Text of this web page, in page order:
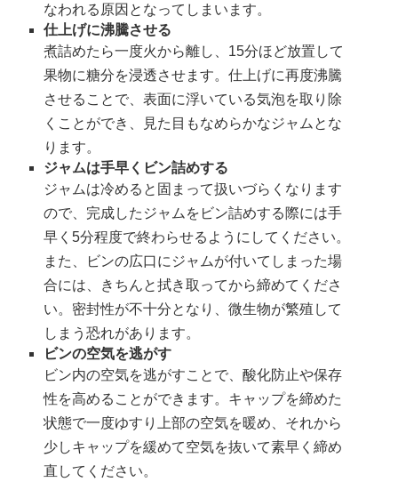
なわれる原因となってしまいます。
仕上げに沸騰させる
煮詰めたら一度火から離し、15分ほど放置して
果物に糖分を浸透させます。仕上げに再度沸騰
させることで、表面に浮いている気泡を取り除
くことができ、見た目もなめらかなジャムとな
ります。
ジャムは手早くビン詰めする
ジャムは冷めると固まって扱いづらくなります
ので、完成したジャムをビン詰めする際には手
早く5分程度で終わらせるようにしてください。
また、ビンの広口にジャムが付いてしまった場
合には、きちんと拭き取ってから締めてくださ
い。密封性が不十分となり、微生物が繁殖して
しまう恐れがあります。
ビンの空気を逃がす
ビン内の空気を逃がすことで、酸化防止や保存
性を高めることができます。キャップを締めた
状態で一度ゆすり上部の空気を暖め、それから
少しキャップを緩めて空気を抜いて素早く締め
直してください。